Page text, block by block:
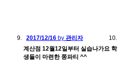
2017/12/16 by 관리자
계산점 12월12일부터 실습나가요 학
생들이 마련한 쫑파티 ^^